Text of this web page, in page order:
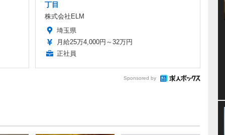
丁目
株式会社ELM
埼玉県
月給25万4,000円～32万円
正社員
Sponsored by